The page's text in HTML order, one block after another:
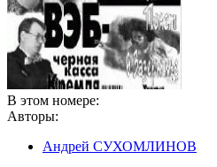
В этом номере:
Авторы:
Андрей СУХОМЛИНОВ